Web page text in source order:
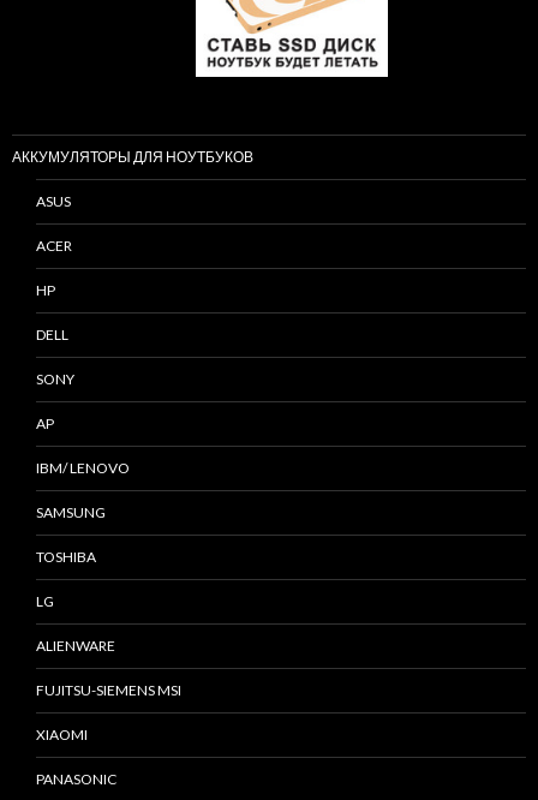
АККУМУЛЯТОРЫ ДЛЯ НОУТБУКОВ
ASUS
ACER
HP
DELL
SONY
AP
IBM/ LENOVO
SAMSUNG
TOSHIBA
LG
ALIENWARE
FUJITSU-SIEMENS MSI
XIAOMI
PANASONIC